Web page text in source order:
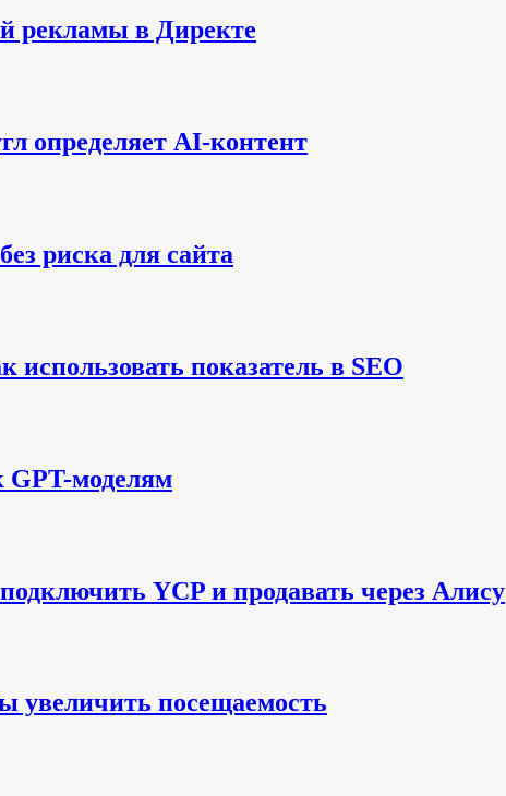
рекламы в Директе
определяет AI-контент
риска для сайта
показатель в SEO
моделям
YCP и продавать через Алису
увеличить посещаемость